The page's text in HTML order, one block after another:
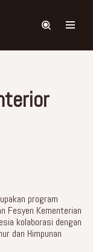
program
Fesyen Kementerian
kolaborasi dengan
dan Himpunan